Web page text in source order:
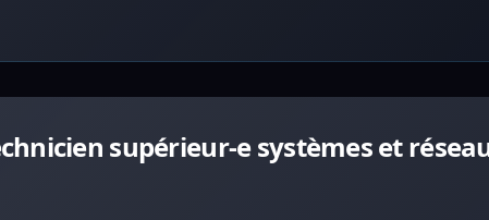
supérieur-e systèmes et